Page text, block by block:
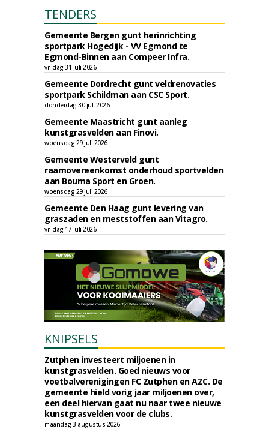
TENDERS
Gemeente Bergen gunt herinrichting
sportpark Hogedijk - VV Egmond te
Egmond-Binnen aan Compeer Infra.
vrijdag 31 juli 2026
Gemeente Dordrecht gunt veldrenovaties
sportpark Schildman aan CSC Sport.
donderdag 30 juli 2026
Gemeente Maastricht gunt aanleg
kunstgrasvelden aan Finovi.
woensdag 29 juli 2026
Gemeente Westerveld gunt
raamovereenkomst onderhoud sportvelden
aan Bouma Sport en Groen.
woensdag 29 juli 2026
Gemeente Den Haag gunt levering van
graszaden en meststoffen aan Vitagro.
vrijdag 17 juli 2026
KNIPSELS
Zutphen investeert miljoenen in
kunstgrasvelden. Goed nieuws voor
voetbalverenigingen FC Zutphen en AZC. De
gemeente hield vorig jaar miljoenen over,
een deel hiervan gaat nu naar twee nieuwe
kunstgrasvelden voor de clubs.
maandag 3 augustus 2026